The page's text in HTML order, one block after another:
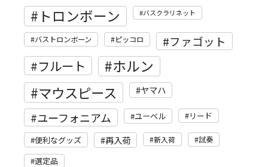
トロンボーン バスクラリネット
バストロンボーン ピッコロ ファゴット
フルート ホルン
マウスピース ヤマハ
ユーフォニアム ユーベル リード
便利なグッズ 再入荷 新入荷 試奏
選定品